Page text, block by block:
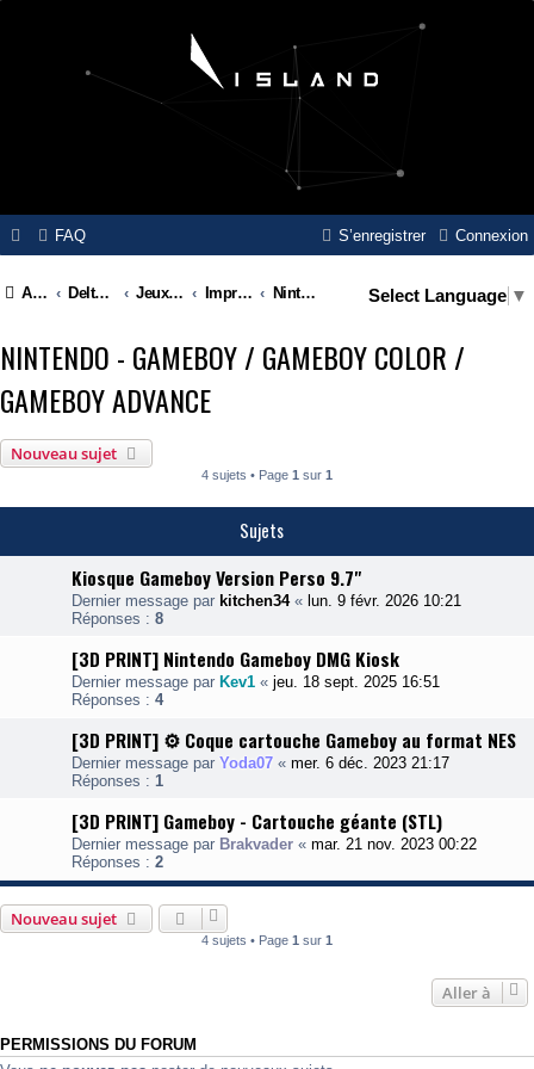
FAQ Connexion
S’enregistrer
Accueil Delta Island Jeux Video Impressions 3D Nintendo - Gameboy / Gameboy Color / Gameboy Advance Select Language ▼
NINTENDO - GAMEBOY / GAMEBOY COLOR /
GAMEBOY ADVANCE
Nouveau sujet
4 sujets • Page 1 sur 1
Sujets
Kiosque Gameboy Version Perso 9.7"
Dernier message par kitchen34« lun. 9 févr. 2026 10:21
Réponses : 8
[3D PRINT] Nintendo Gameboy DMG Kiosk
Dernier message par Kev1 « jeu. 18 sept. 2025 16:51
Réponses : 4
[3D PRINT] ⚙️ Coque cartouche Gameboy au format NES
Dernier message par Yoda07 « mer. 6 déc. 2023 21:17
Réponses : 1
[3D PRINT] Gameboy - Cartouche géante (STL)
Dernier message par Brakvader « mar. 21 nov. 2023 00:22
Réponses : 2
Nouveau sujet
4 sujets • Page 1 sur 1
Aller à
PERMISSIONS DU FORUM